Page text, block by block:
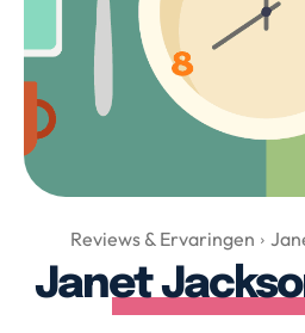
Top 5 van
Nieuws &
Over Valerie
Over
De Top 5
Reviews & Ervaringen
Janet